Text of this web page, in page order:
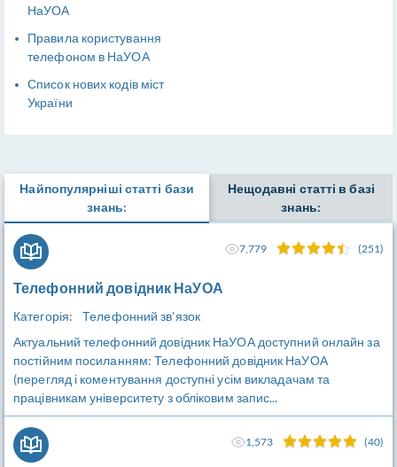
НаУОА
Правила користування
телефоном в НаУОА
Список нових кодів міст
України
Найпопулярніші статті бази
знань:
Нещодавні статті в базі
знань:
Телефонний довідник НаУОА
Категорія:
Телефонний зв'язок
Актуальний телефонний довідник НаУОА доступний онлайн за
постійним посиланням: Телефонний довідник НаУОА
(перегляд і коментування доступні усім викладачам та
працівникам університету з обліковим запис...
7,779 (251)
1,573 (40)